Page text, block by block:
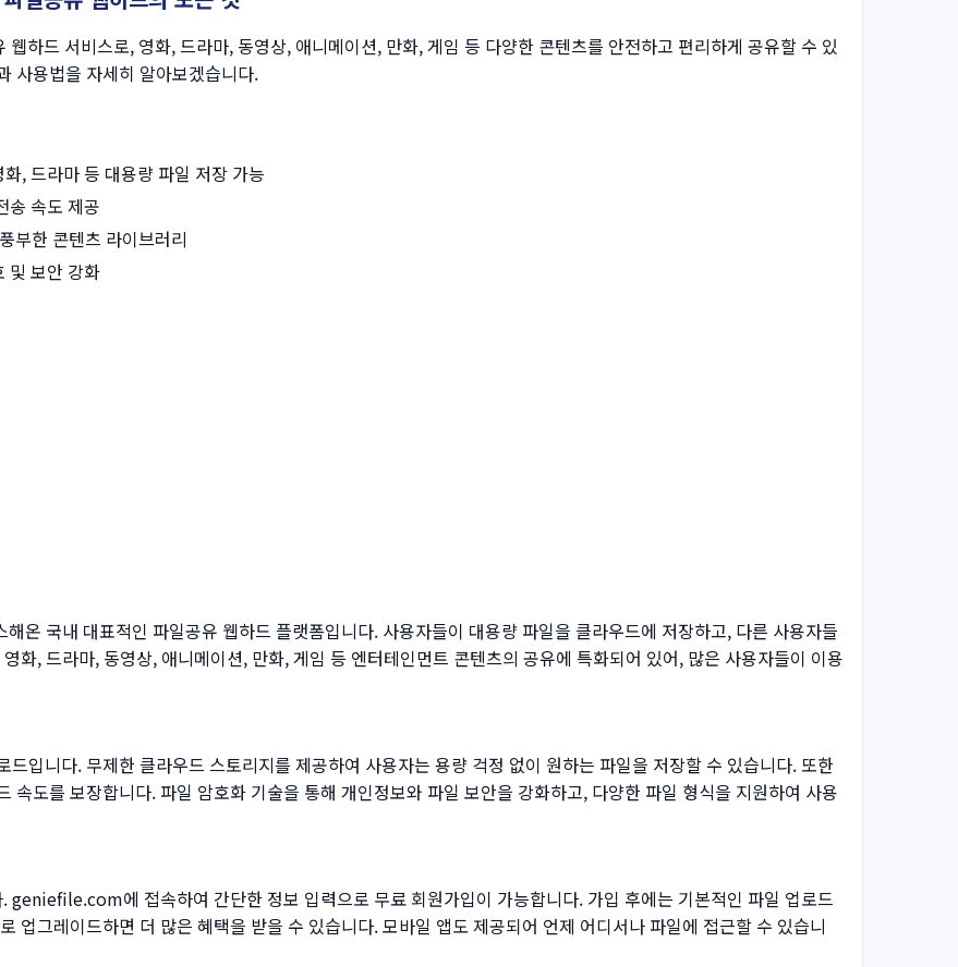
하드 서비스로, 영화, 드라마, 동영상, 애니메이션, 만화, 게임 등 다양한 콘텐츠를 안전하고 편리하게 공유할 수 있
사용법을 자세히 알아보겠습니다.
, 드라마 등 대용량 파일 저장 가능
송 속도 제공
부한 콘텐츠 라이브러리
및 보안 강화
국내 대표적인 파일공유 웹하드 플랫폼입니다. 사용자들이 대용량 파일을 클라우드에 저장하고, 다른 사용자들
화, 드라마, 동영상, 애니메이션, 만화, 게임 등 엔터테인먼트 콘텐츠의 공유에 특화되어 있어, 많은 사용자들이 이용
입니다. 무제한 클라우드 스토리지를 제공하여 사용자는 용량 걱정 없이 원하는 파일을 저장할 수 있습니다. 또한
속도를 보장합니다. 파일 암호화 기술을 통해 개인정보와 파일 보안을 강화하고, 다양한 파일 형식을 지원하여 사용
geniefile.com에 접속하여 간단한 정보 입력으로 무료 회원가입이 가능합니다. 가입 후에는 기본적인 파일 업로드
업그레이드하면 더 많은 혜택을 받을 수 있습니다. 모바일 앱도 제공되어 언제 어디서나 파일에 접근할 수 있습니